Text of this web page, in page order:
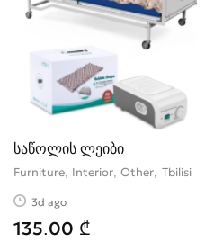
საწოლის ლეიბი
Furniture, Interior, Other Tbilisi
3d ago
135.00 ₾